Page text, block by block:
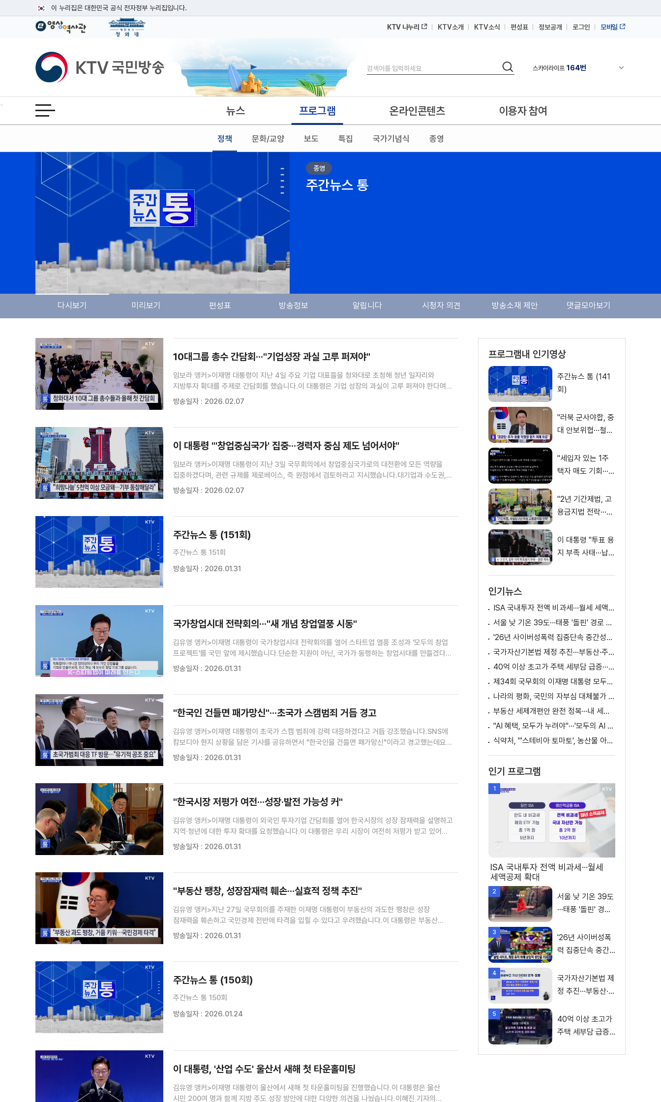
이 누리집은 대한민국 공식 전자정부 누리집입니다.
공식 누리집 주소 확인하기
이밖에 or.kr 또는 .kr등 다른 도메인 주소를 사용하고 있다면 아래 URL에서 도메인 주소를 확인해 보세요
운영중인 공식 누리집보기
KTV 나누리 KTV소개 KTV소식 편성표 정보공개 로그인 모바일
KTV국민방송
검색
검색 채널안내 펼쳐
IPTV(KT, SKB, LGU+)
IPTV(KT, SKB, LGU+)
전체메뉴 열기 뉴스 프로그램
정책 문화/교양 보도 특집 국가기념식 종영
온라인콘텐츠 이용자 참여
종영
주간뉴스 통
다시보기 미리보기 편성표 방송정보 알립니다 시청자 의견 방송소재 제안 댓글모아보기
10대그룹 총수 간담회···"기업성장 과실 고루 퍼져야"
임보라 앵커>이재명 대통령이 지난 4일 주요 기업 대표들을 청와대로 초청해 청년 일자리와
지방투자 확대를 주제로 간담회를 했습니다.이 대통령은 기업 성장의 과실이 고루 퍼져야 한다며
청년 채용 확대와 지역 균형발전을 위한 정부 정책에 보조를 맞춰달라고 당부했습니다.김찬규
방송일자 : 2026.02.07
이 대통령 "'창업중심국가' 집중···경력자 중심 제도 넘어서야"
임보라 앵커>이재명 대통령이 지난 3일 국무회의에서 창업중심국가로의 대전환에 모든 역량을
집중하겠다며, 관련 규제를 제로베이스, 즉 원점에서 검토하라고 지시했습니다.대기업과 수도권,
경력자 중심의 기존 시스템을 넘어서는 파격적 전략이 필요할 거라고 밝혔습니다.최유경
방송일자 : 2026.02.07
주간뉴스 통 (151회)
주간뉴스 통 151회
방송일자 : 2026.01.31
국가창업시대 전략회의···"새 개념 창업열풍 시동"
김유영 앵커>이재명 대통령이 국가창업시대 전략회의를 열어 스타트업 열풍 조성과 '모두의 창업
프로젝트'를 국민 앞에 제시했습니다.단순한 지원이 아닌, 국가가 동행하는 창업시대를 만들겠다는
구상인데요.자세한 소식, 이혜진 기자가 전해드립니다.이혜진 기자>국가창업시대 전략회의(장소:
방송일자 : 2026.01.31
"한국인 건들면 패가망신"···초국가 스캠범죄 거듭 경고
김유영 앵커>이재명 대통령이 초국가 스캠 범죄에 강력 대응하겠다고 거듭 강조했습니다.SNS에
캄보디아 현지 상황을 담은 기사를 공유하면서 "한국인을 건들면 패가망신"이라고 경고했는데요.
앞서 지난 26일에는 '초국가범죄 특별대응 TF' 사무실을 찾아 적극 대응을 지시했습니다.김찬규
방송일자 : 2026.01.31
"한국시장 저평가 여전···성장·발전 가능성 커"
김유영 앵커>이재명 대통령이 외국인 투자기업 간담회를 열어 한국시장의 성장 잠재력을 설명하고
지역·청년에 대한 투자 확대를 요청했습니다.이 대통령은 우리 시장이 여전히 저평가 받고 있어
성장과 발전의 가능성이 크다고 강조했습니다.윤현석 기자입니다.윤현석 기자>외국인투자기업
방송일자 : 2026.01.31
"부동산 팽창, 성장잠재력 훼손···실효적 정책 추진"
김유영 앵커>지난 27일 국무회의를 주재한 이재명 대통령이 부동산의 과도한 팽창은 성장
잠재력을 훼손하고 국민경제 전반에 타격을 입힐 수 있다고 우려했습니다.이 대통령은 부동산
거품을 통제하지 못해 큰 혼란을 겪은 이웃나라 사례를 반면교사 삼아 실효적 정책을 안정적으로
방송일자 : 2026.01.31
주간뉴스 통 (150회)
주간뉴스 통 150회
방송일자 : 2026.01.24
이 대통령, '산업 수도' 울산서 새해 첫 타운홀미팅
김유영 앵커>이재명 대통령이 울산에서 새해 첫 타운홀미팅을 진행했습니다.이 대통령은 울산
시민 200여 명과 함께 지방 주도 성장 방안에 대한 다양한 의견을 나눴습니다.이혜진 기자의
검색 조건
검색어 입력
검색
프로그램내 인기영상
주간뉴스 통 (141
회)
"러북 군사야합, 중
대 안보위협···철저
"세입자 있는 1주
택자 매도 기회···형
"2년 기간제법, 고
용금지법 전락···대
이 대통령 "투표 용
지 부족 사태···납득
인기뉴스
ISA 국내투자 전액 비과세···월세 세액공제 확대
서울 낮 기온 39도···태풍 '돌핀' 경로 변수
'26년 사이버성폭력 집중단속 중간성과 발표···향후 추진계획은?
국가자산기본법 제정 추진···부동산·주식 등 통합 관리
40억 이상 초고가 주택 세부담 급증···실수요자 보호 강화
제34회 국무회의 이재명 대통령 모두발언
나라의 평화, 국민의 자부심 대체불가 대한민국 이재명 대통령 모두말씀
부동산 세제개편안 완전 정복···내 세금 어떻게 달라지나? [K-정책 사용법]
"AI 혜택, 모두가 누려야"···'모두의 AI 성장사다리' 출범
식약처, "'스테비아 토마토', 농산물 아닌 가공식품"
인기 프로그램
1
ISA 국내투자 전액 비과세···월세
세액공제 확대
2
서울 낮 기온 39도
···태풍 '돌핀' 경로
3
'26년 사이버성폭
력 집중단속 중간
진계획은?
4
국가자산기본법 제
정 추진···부동산·주
5
40억 이상 초고가
주택 세부담 급증···
화